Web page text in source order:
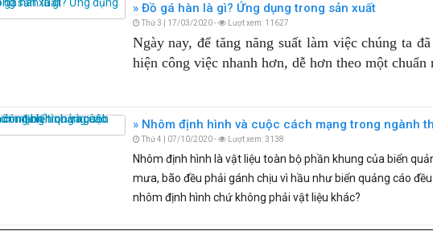
Đồ gá hàn là gì? Ứng dụng trong sản xuất
Thứ 3 | 17/03/2020 - Lượt xem: 11627
Ngày nay, để tăng năng suất làm việc chúng ta
hiện công việc nhanh hơn, dễ hơn theo một chuẩn
Nhôm định hình và cuộc cách mạng trong ngành
Thứ 4 | 07/10/2020 - Lượt xem: 3138
Nhôm định hình là vật liệu toàn bộ phần khung của biển
mưa, bão đều phải gánh chịu vì hầu như biển quảng cáo
nhôm định hình chứ không phải vật liệu khác?